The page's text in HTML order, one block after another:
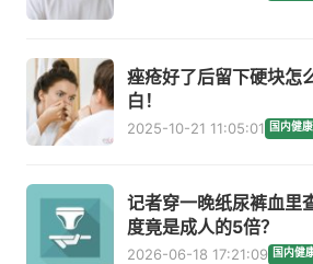
痤疮好了后留下硬块怎
白！
2025-10-21 11:05:01 国内健康
记者穿一晚纸尿裤血里
度竟是成人的5倍？
2026-06-18 17:21:09 国内健